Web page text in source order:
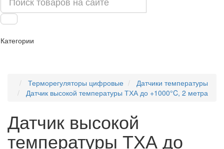
Категории
Терморегуляторы цифровые
Датчики температуры
Датчик высокой температуры ТХА до +1000°C, 2 метра
Датчик высокой
температуры ТХА до